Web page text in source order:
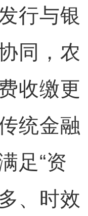
行与银
同，农
收缴更
统金融
足“资
、时效